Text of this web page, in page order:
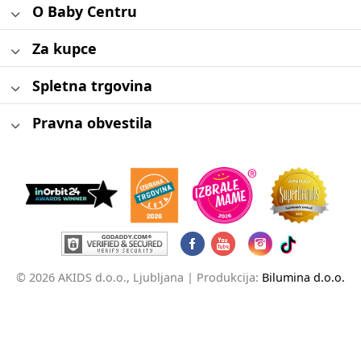
O Baby Centru
Za kupce
Spletna trgovina
Pravna obvestila
© 2026 AKIDS d.o.o., Ljubljana | Produkcija: Bilumina d.o.o.